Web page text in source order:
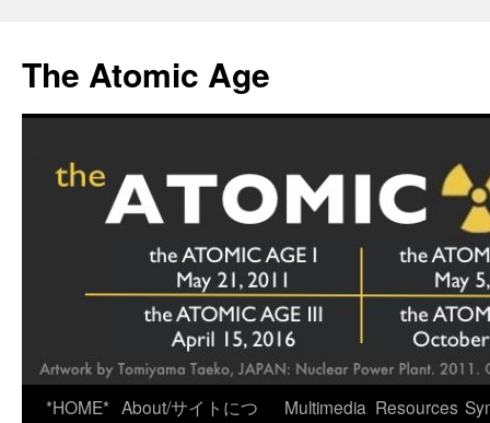
content
The Atomic Age
*HOME* About/サイトにつ
Multimedia Resources